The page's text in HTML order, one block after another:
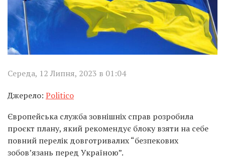
Середа, 12 Липня, 2023 в 01:04
Джерело: Politico
Європейська служба зовнішніх справ розробила
проєкт плану, який рекомендує блоку взяти на себе
повний перелік довготривалих “безпекових
зобов’язань перед Україною”.